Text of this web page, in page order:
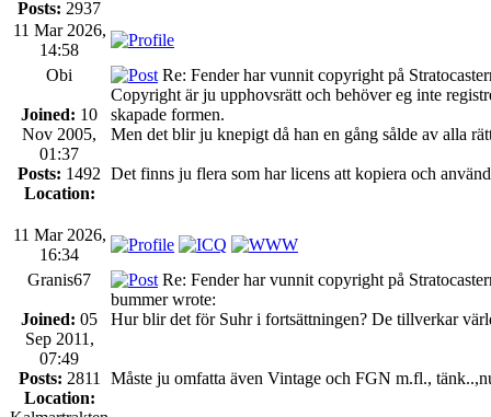
Posts: 2937
11 Mar 2026,
14:58
Obi
Joined: 10
Nov 2005,
01:37
Posts: 1492
Location:
Re: Fender har vunnit copyright på
Copyright är ju upphovsrätt och behöver eg inte
skapade formen.
Men det blir ju knepigt då han en gång sålde av alla
Det finns ju flera som har licens att kopiera och
11 Mar 2026,
16:34
Granis67
Joined: 05
Sep 2011,
07:49
Posts: 2811
Location:
Re: Fender har vunnit copyright på
bummer wrote:
Hur blir det för Suhr i fortsättningen? De tillverkar
Måste ju omfatta även Vintage och FGN m.fl.,